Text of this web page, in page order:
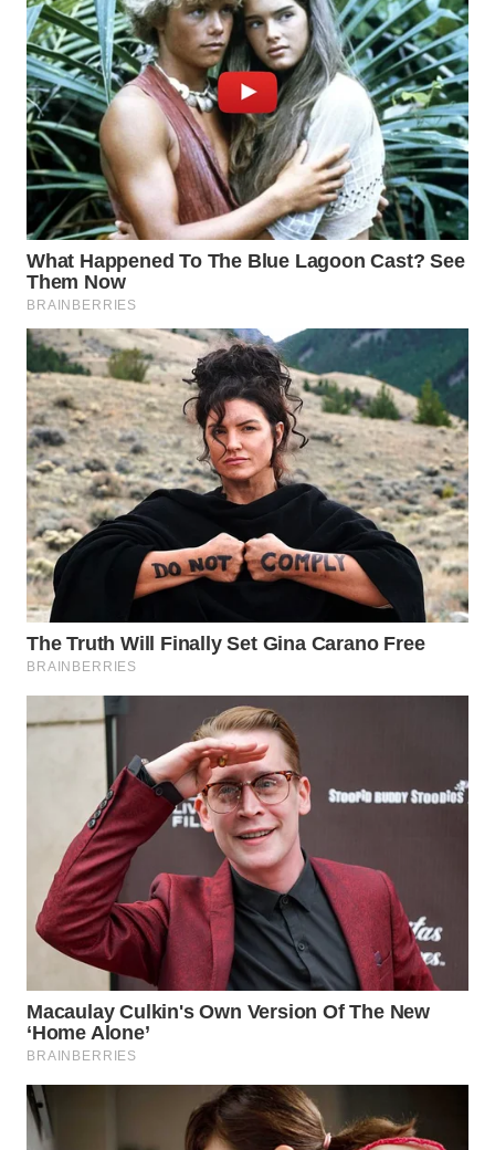
WN
KARO
WN
SIMALUNGUN
WN
LABUHANBATU
WN
TAPANULI
TENGAH
WN DELI
SERDANG
WN
TEBING
TINGGI
WN
PAKPAK
WN
KARAWANG
WN
BOGOR
WN
DEPOK
WN
UTARA
WN
SAMOSIR